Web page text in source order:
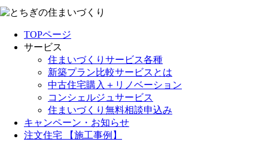
TOPページ
サービス
住まいづくりサービス各種
新築プラン比較サービスとは
中古住宅購入＋リノベーション
コンシェルジュサービス
住まいづくり無料相談申込み
キャンペーン・お知らせ
注文住宅 【施工事例】